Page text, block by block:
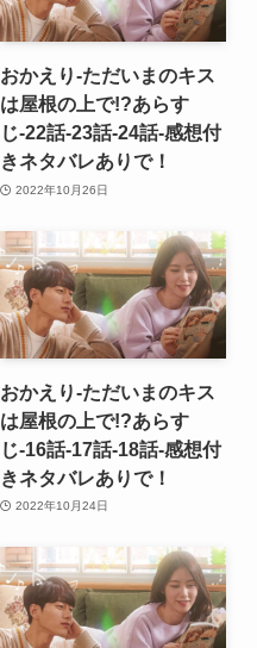
おかえり-ただいまのキス
は屋根の上で!?あらす
じ-22話-23話-24話-感想付
きネタバレありで！
2022年10月26日
おかえり-ただいまのキス
は屋根の上で!?あらす
じ-16話-17話-18話-感想付
きネタバレありで！
2022年10月24日